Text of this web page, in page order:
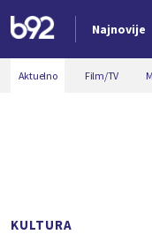
Najnovije
Nova vest
Aktuelno Film/TV
KULTURA